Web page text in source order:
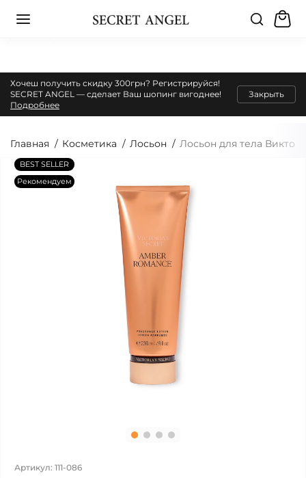
Хочеш получить скидку 300грн? Регистрируйся!
SECRET ANGEL — сделает Ваш шопинг вигоднее!
Подробнее
Закрыть
Главная Косметика Лосьон Лосьон для тела
BEST SELLER
Рекомендуем
Артикул: 111-086